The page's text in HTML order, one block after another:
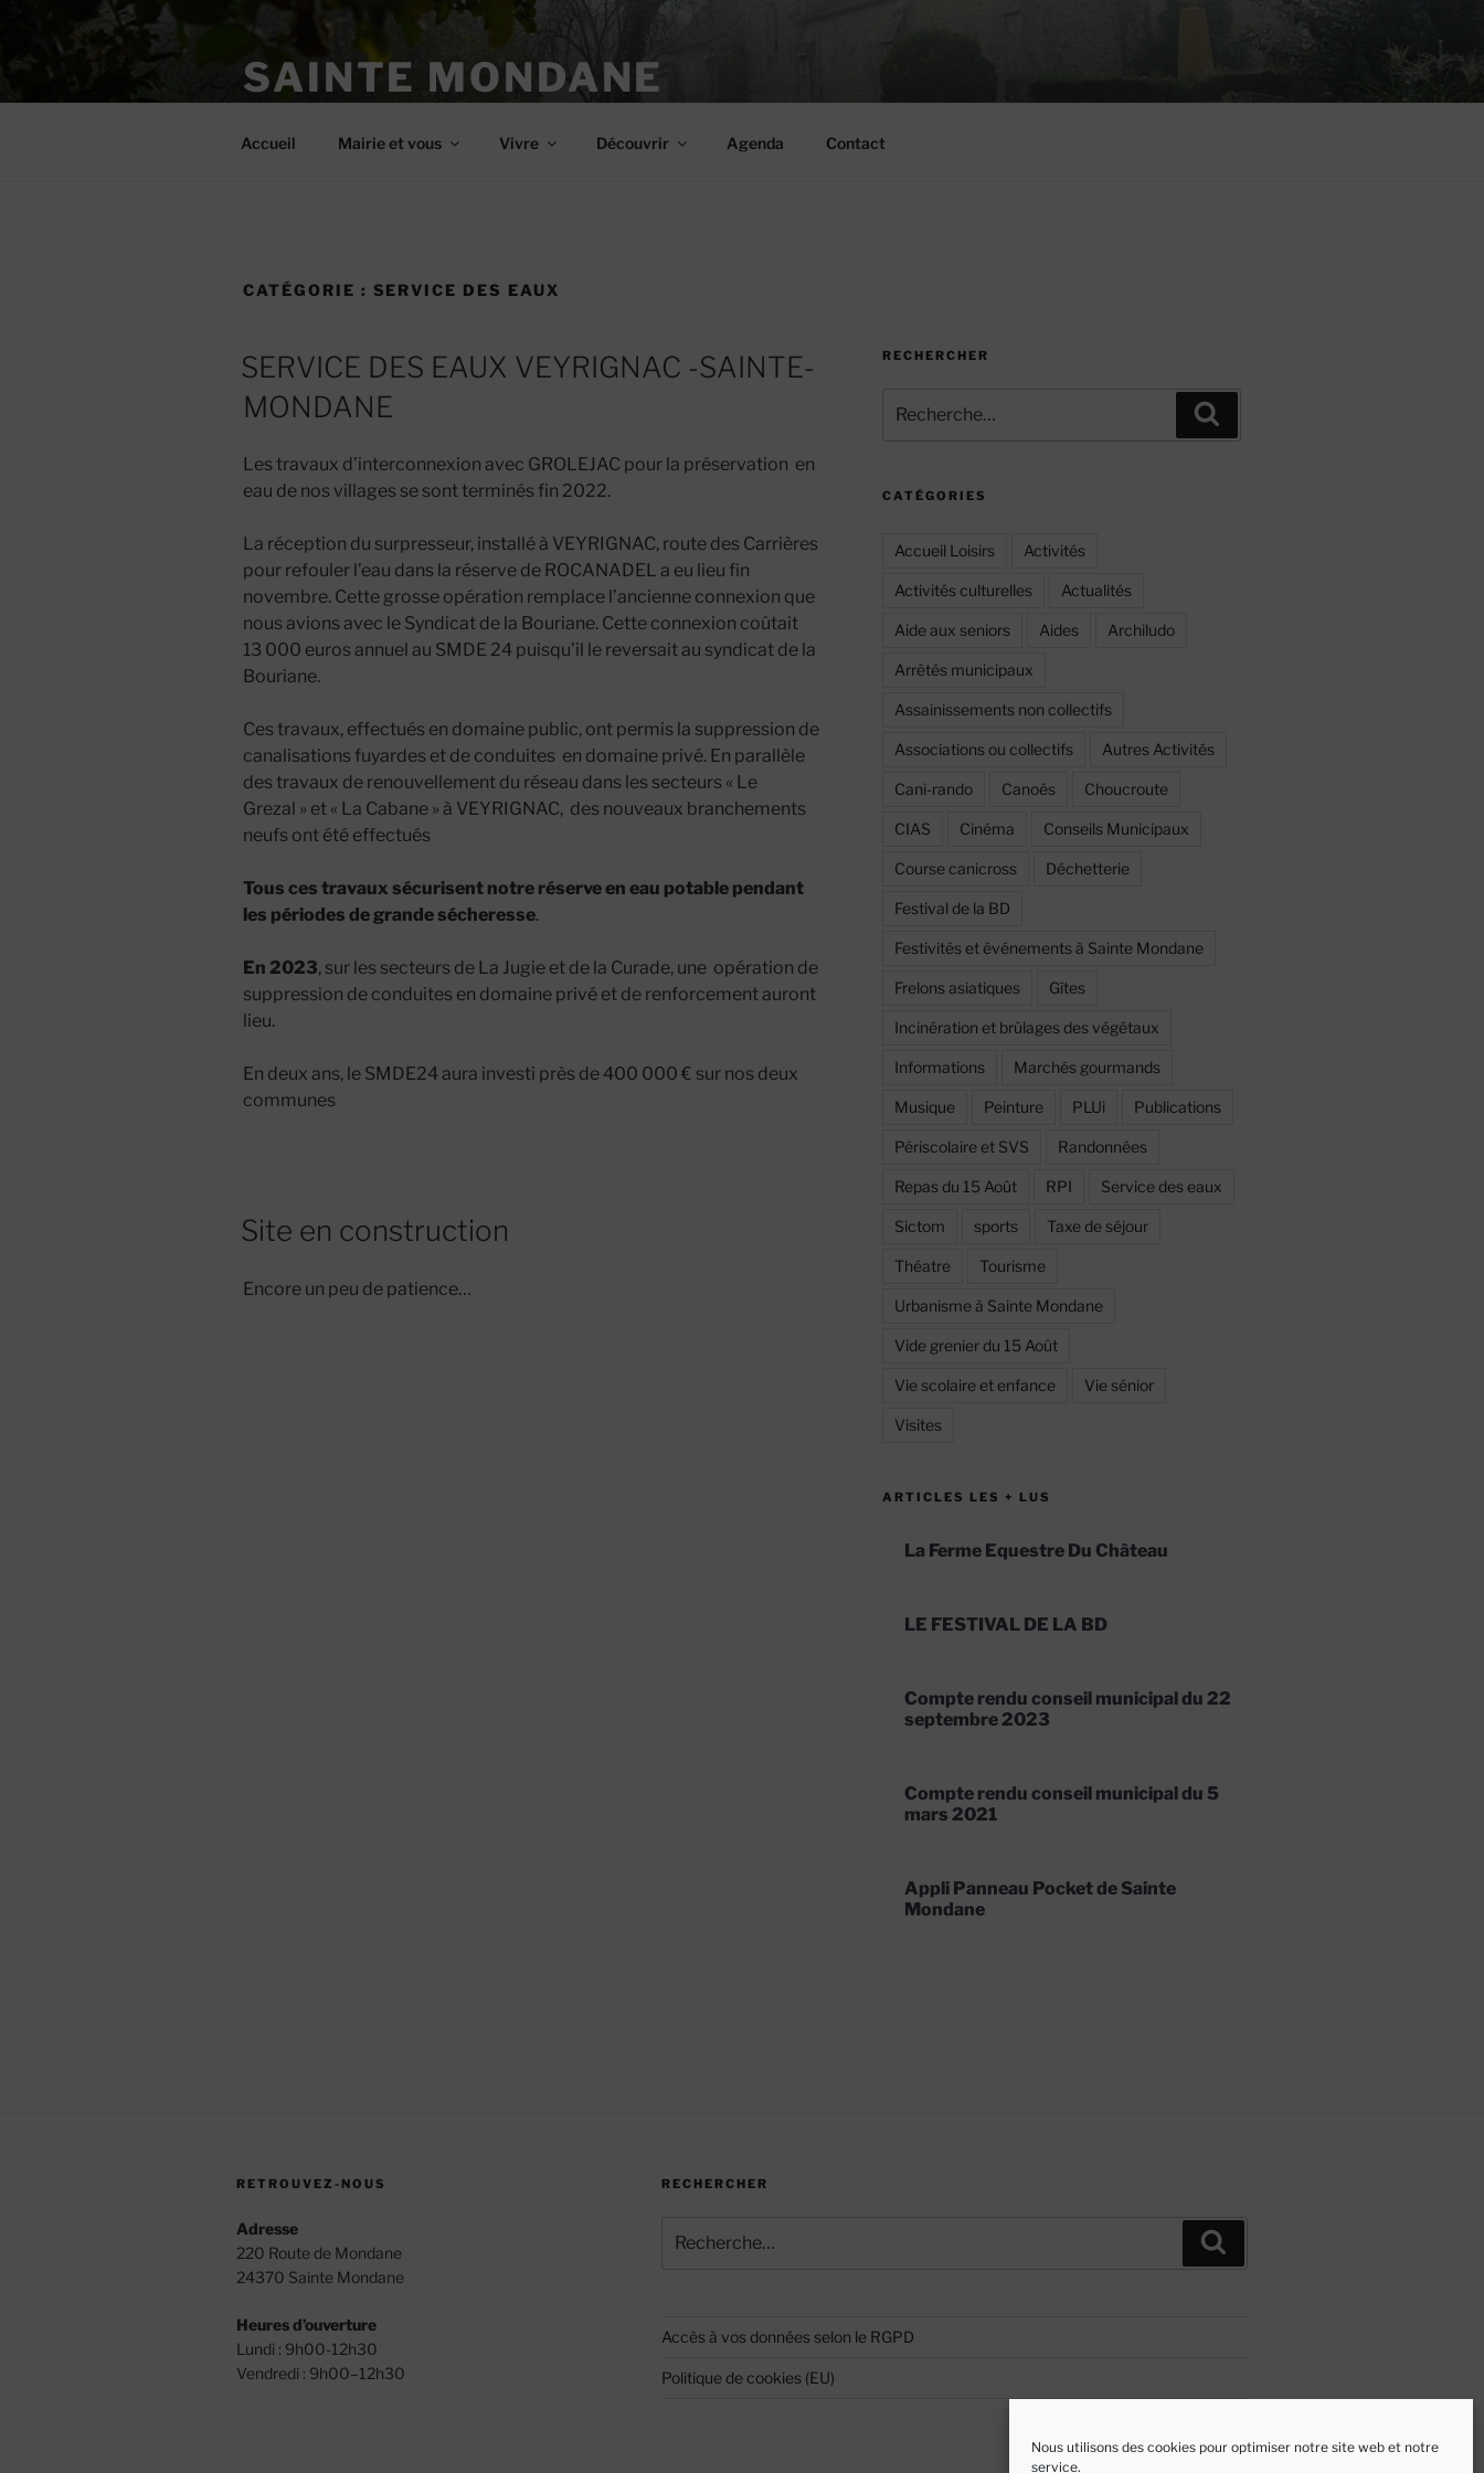
Nous utilisons des cookies pour optimiser notre site web et notre
service.
SAINTE MONDANE
Accueil Mairie et vous Vivre Découvrir Agenda Contact
CATÉGORIE : SERVICE DES EAUX
SERVICE DES EAUX VEYRIGNAC -SAINTE-
MONDANE
Les travaux d’interconnexion avec GROLEJAC pour la préservation en
eau de nos villages se sont terminés fin 2022.
La réception du surpresseur, installé à VEYRIGNAC, route des Carrières
pour refouler l’eau dans la réserve de ROCANADEL a eu lieu fin
novembre. Cette grosse opération remplace l’ancienne connexion que
nous avions avec le Syndicat de la Bouriane. Cette connexion coûtait
13 000 euros annuel au SMDE 24 puisqu’il le reversait au syndicat de la
Bouriane.
Ces travaux, effectués en domaine public, ont permis la suppression de
canalisations fuyardes et de conduites en domaine privé. En parallèle
des travaux de renouvellement du réseau dans les secteurs « Le
Grezal » et « La Cabane » à VEYRIGNAC, des nouveaux branchements
neufs ont été effectués
Tous ces travaux sécurisent notre réserve en eau potable pendant
les périodes de grande sécheresse.
En 2023, sur les secteurs de La Jugie et de la Curade, une opération de
suppression de conduites en domaine privé et de renforcement auront
lieu.
En deux ans, le SMDE24 aura investi près de 400 000 € sur nos deux
communes
Site en construction
Encore un peu de patience…
RECHERCHER
pour
CATÉGORIES
Accueil Loisirs Activités
Activités culturelles Actualités
Aide aux seniors Aides Archiludo
Arrêtés municipaux
Assainissements non collectifs
Associations ou collectifs Autres Activités
Cani-rando Canoës Choucroute
CIAS Cinéma Conseils Municipaux
Course canicross Déchetterie
Festival de la BD
Festivités et événements à Sainte Mondane
Frelons asiatiques Gîtes
Incinération et brûlages des végétaux
Informations Marchés gourmands
Musique Peinture PLUi Publications
Périscolaire et SVS Randonnées
Repas du 15 Août RPI Service des eaux
Sictom sports Taxe de séjour
Théatre Tourisme
Urbanisme à Sainte Mondane
Vide grenier du 15 Août
Vie scolaire et enfance Vie sénior
Visites
ARTICLES LES + LUS
La Ferme Equestre Du Château
LE FESTIVAL DE LA BD
Compte rendu conseil municipal du 22
septembre 2023
Compte rendu conseil municipal du 5
mars 2021
Appli Panneau Pocket de Sainte
Mondane
RETROUVEZ-NOUS
Adresse
220 Route de Mondane
24370 Sainte Mondane
Heures d’ouverture
Lundi : 9h00-12h30
Vendredi : 9h00–12h30
RECHERCHER
pour
Accès à vos données selon le RGPD
Politique de cookies (EU)